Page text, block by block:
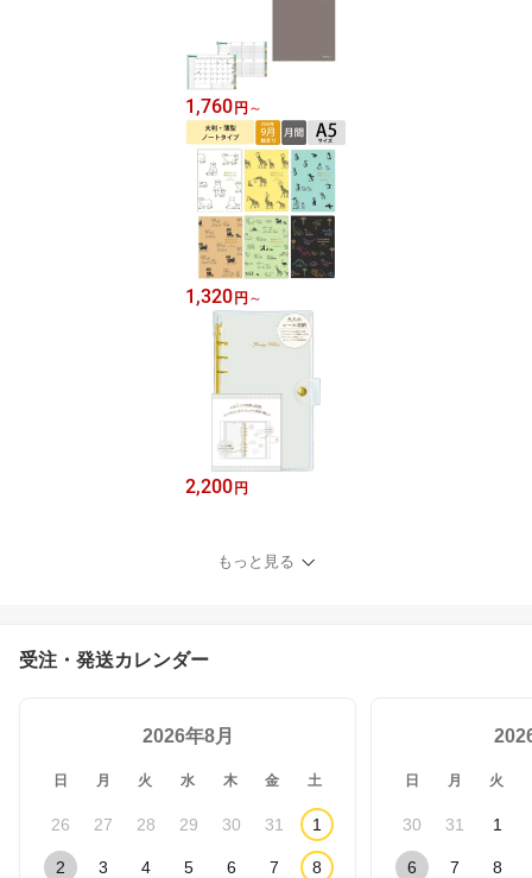
1,760 円 ～
1,320 円 ～
2,200 円
もっと見る
受注・発送カレンダー
2026年8月
日 月 火 水 木 金 土
26 27 28 29 30 31 1
2 3 4 5 6 7 8
日 月 火
30 31 1
6 7 8